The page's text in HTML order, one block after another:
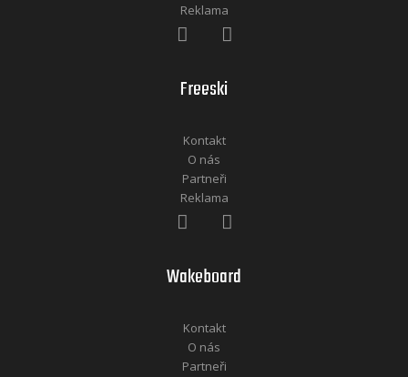
Reklama
Freeski
Kontakt
O nás
Partneři
Reklama
Wakeboard
Kontakt
O nás
Partneři